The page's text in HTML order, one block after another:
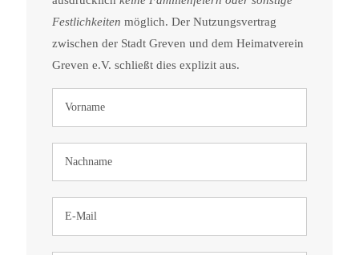
Festlichkeiten möglich. Der Nutzungsvertrag
zwischen der Stadt Greven und dem Heimatverein
Greven e.V. schließt dies explizit aus.